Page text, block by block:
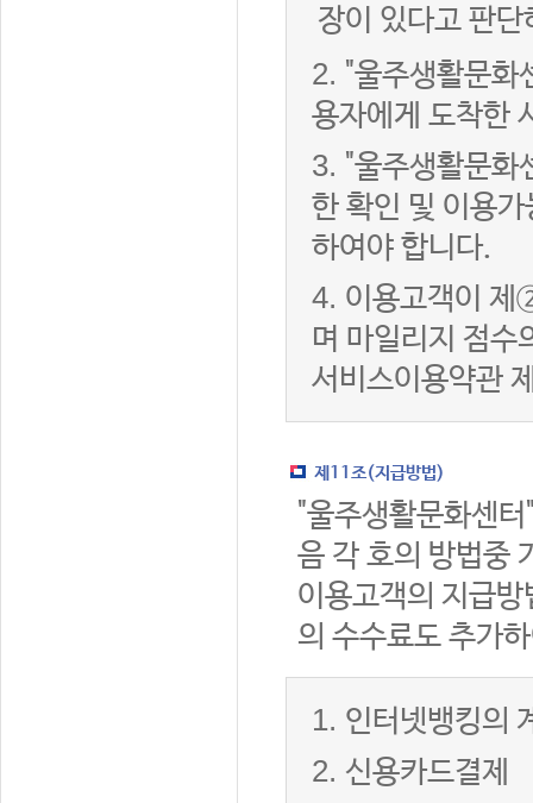
장이 있다고 판단
2. "울주생활문화
용자에게 도착한
3. "울주생활문화
한 확인 및 이용
하여야 합니다.
4. 이용고객이 제
며 마일리지 점수
서비스이용약관
제11조(지급방법)
"울주생활문화센
음 각 호의 방법중
이용고객의 지급
의 수수료도 추가
1. 인터넷뱅킹의
2. 신용카드결제